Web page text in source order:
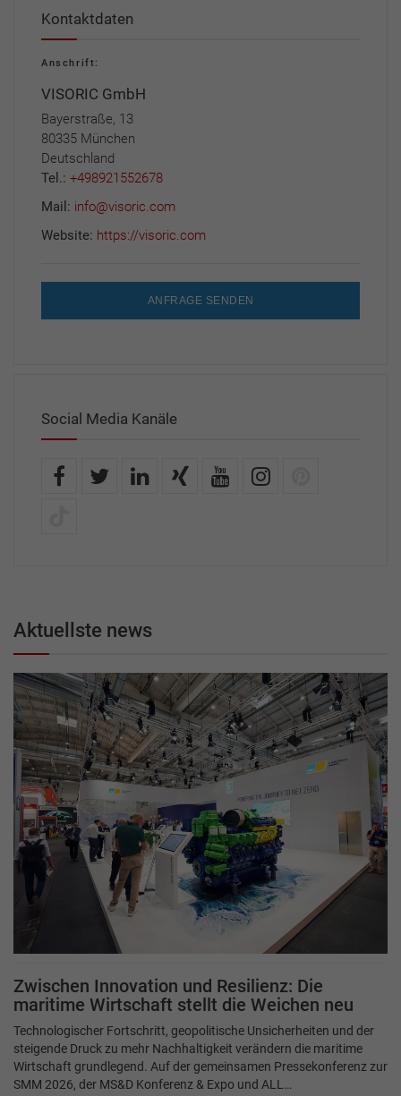
Kontaktdaten
Anschrift:
VISORIC GmbH
Bayerstraße, 13
80335 München
Deutschland
Tel.: +498921552678
Mail: info@visoric.com
Website: https://visoric.com
ANFRAGE SENDEN
Social Media Kanäle
Aktuellste news
Zwischen Innovation und Resilienz: Die
maritime Wirtschaft stellt die Weichen neu
Technologischer Fortschritt, geopolitische Unsicherheiten und der
steigende Druck zu mehr Nachhaltigkeit verändern die maritime
Wirtschaft grundlegend. Auf der gemeinsamen Pressekonferenz zur
SMM 2026, der MS&D Konferenz & Expo und ALL…